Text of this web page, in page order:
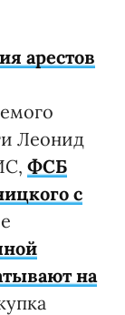
арестов
Леонид
ФСБ
с
на